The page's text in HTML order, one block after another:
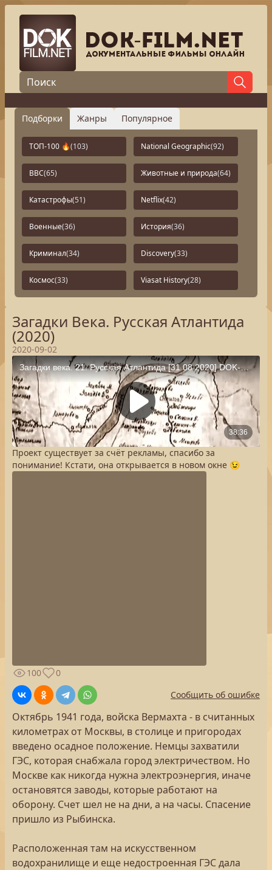
Подборки Жанры Популярное
ТОП-100 🔥(103) National Geographic(92)
BBC(65) Животные и природа(64)
Катастрофы(51) Netflix(42)
Военные(36) История(36)
Криминал(34) Discovery(33)
Космос(33) Viasat History(28)
Загадки Века. Русская Атлантида
(2020)
2020-09-02
Проект существует за счёт рекламы, спасибо за
понимание! Кстати, она открывается в новом окне 😉
100
0
Сообщить об ошибке
Октябрь 1941 года, войска Вермахта - в считанных
километрах от Москвы, в столице и пригородах
введено осадное положение. Немцы захватили
ГЭС, которая снабжала город электричеством. Но
Москве как никогда нужна электроэнергия, иначе
остановятся заводы, которые работают на
оборону. Счет шел не на дни, а на часы. Спасение
пришло из Рыбинска.
Расположенная там на искусственном
водохранилище и еще недостроенная ГЭС дала